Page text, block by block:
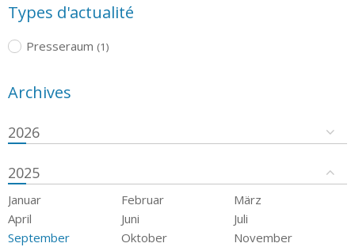
Types d'actualité
Presseraum (1)
Archives
2026
2025
Januar Februar
März
April
Juni
Juli
September
Oktober
November